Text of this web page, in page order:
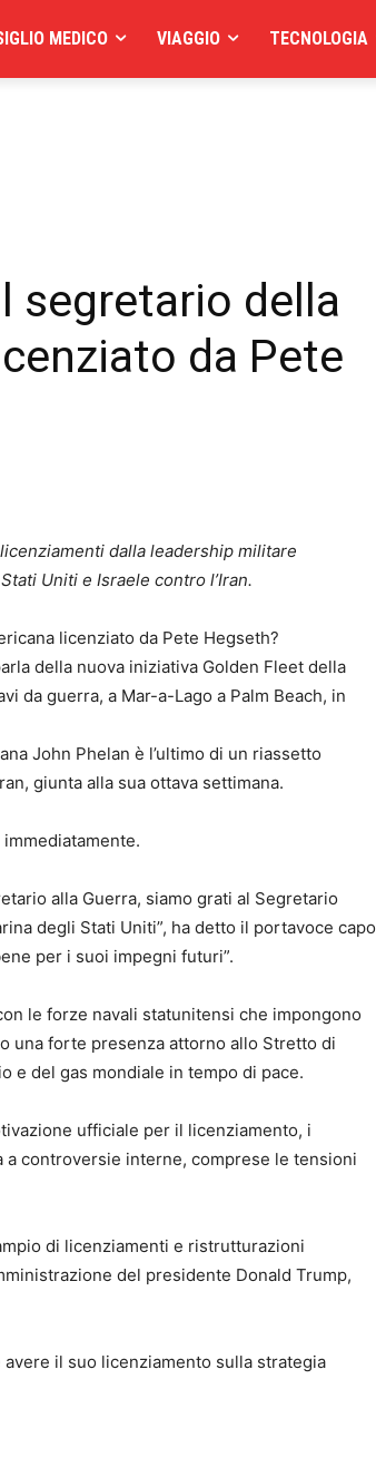
MEDICO VIAGGIO TECNOLOGIA
segretario della
da Pete
dalla leadership militare
Uniti e Israele contro l’Iran.
della nuova iniziativa Golden Fleet della
da guerra, a Mar-a-Lago a Palm Beach, in
John Phelan è l’ultimo di un riassetto
giunta alla sua ottava settimana.
alla Guerra, siamo grati al Segretario
degli Stati Uniti”, ha detto il portavoce capo
per i suoi impegni futuri”.
le forze navali statunitensi che impongono
una forte presenza attorno allo Stretto di
e del gas mondiale in tempo di pace.
ufficiale per il licenziamento, i
controversie interne, comprese le tensioni
di licenziamenti e ristrutturazioni
del presidente Donald Trump,
il suo licenziamento sulla strategia